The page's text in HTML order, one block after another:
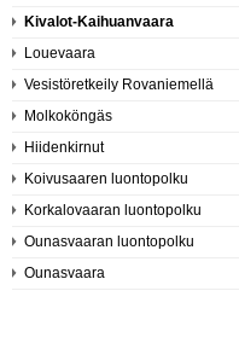
Kivalot-Kaihuanvaara
Louevaara
Vesistöretkeily Rovaniemellä
Molkoköngäs
Hiidenkirnut
Koivusaaren luontopolku
Korkalovaaran luontopolku
Ounasvaaran luontopolku
Ounasvaara